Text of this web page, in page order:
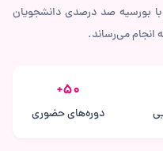
بورسیه صد درصدی دانشجویان
انجام می‌رساند.
50
+
دوره‌های حضوری